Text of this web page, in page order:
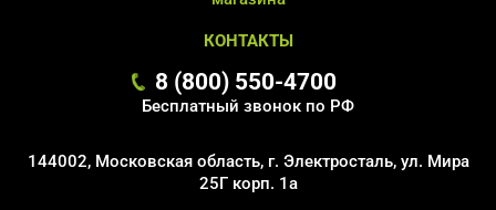
КОНТАКТЫ
8 (800) 550-4700
Бесплатный звонок по РФ
144002, Московская область, г. Электросталь, ул. Мира
25Г корп. 1а